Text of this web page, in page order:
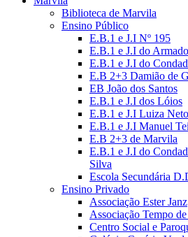
Biblioteca de Marvila
Ensino Público
E.B.1 e J.I Nº 195
E.B.1 e J.I do
E.B.1 e J.I do
E.B 2+3 Damião de
EB João dos Santos
E.B.1 e J.I dos Lóios
E.B.1 e J.I Luiza
E.B.1 e J.I Manuel
E.B 2+3 de Marvila
E.B.1 e J.I do
Silva
Escola Secundária
Ensino Privado
Associação Ester Janz
Associação Tempo
Centro Social e